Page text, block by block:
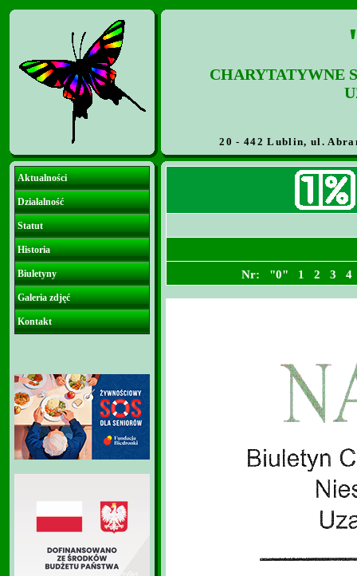
CHARYTATYWNE
20 - 442 Lublin, ul.
Aktualności
Działalność
Statut
Historia
Biuletyny
Galeria zdjęć
Kontakt
Nr: "0" 1 2 3 4